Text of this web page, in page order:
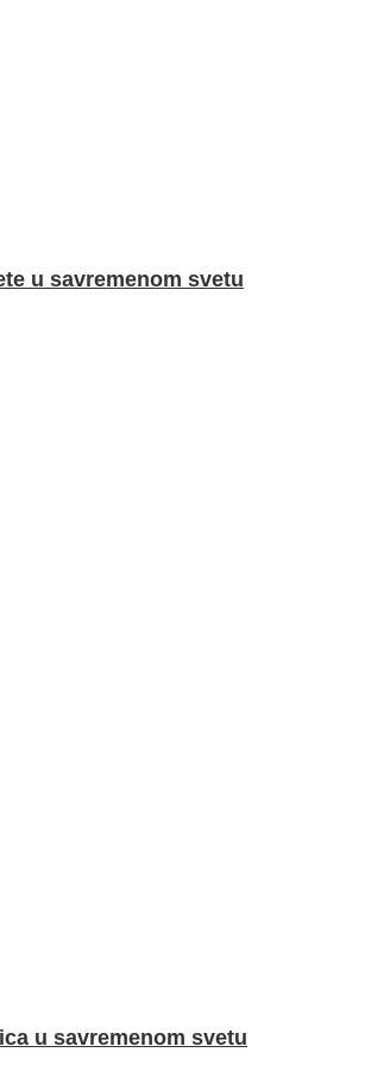
u savremenom svetu
u savremenom svetu